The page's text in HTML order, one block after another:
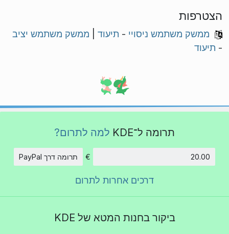
הצטרפות
ממשק משתמש ניסויי - תיעוד
ממשק משתמש יציב
- תיעוד
תרומה ל־KDE למה לתרום?
€ תרומה דרך PayPal
דרכים אחרות לתרום
ביקור בחנות המטא של KDE